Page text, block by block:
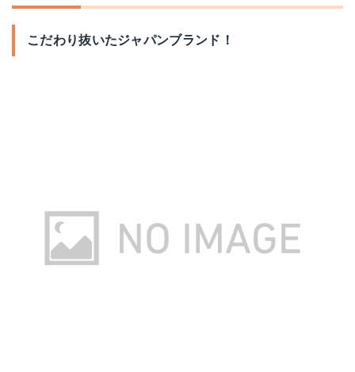
こだわり抜いたジャパンブランド！